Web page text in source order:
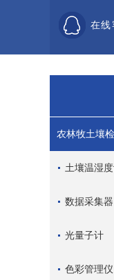
在线
农林牧土壤
土壤温湿
数据采集器
光量子计
色彩管理仪